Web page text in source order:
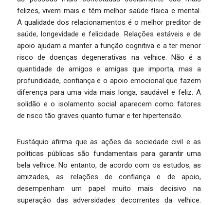
felizes, vivem mais e têm melhor saúde física e mental.
A qualidade dos relacionamentos é o melhor preditor de
saúde, longevidade e felicidade. Relações estáveis e de
apoio ajudam a manter a função cognitiva e a ter menor
risco de doenças degenerativas na velhice. Não é a
quantidade de amigos e amigas que importa, mas a
profundidade, confiança e o apoio emocional que fazem
diferença para uma vida mais longa, saudável e feliz. A
solidão e o isolamento social aparecem como fatores
de risco tão graves quanto fumar e ter hipertensão.
Eustáquio afirma que as ações da sociedade civil e as
políticas públicas são fundamentais para garantir uma
bela velhice. No entanto, de acordo com os estudos, as
amizades, as relações de confiança e de apoio,
desempenham um papel muito mais decisivo na
superação das adversidades decorrentes da velhice.